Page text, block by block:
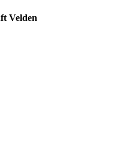
Velden